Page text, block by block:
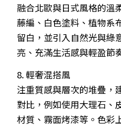
融合北歐與日式風格的溫
藤編、白色塗料、植物系
留白，並引入自然光與綠
亮、充滿生活感與輕盈節
8. 輕奢混搭風
注重質感與層次的堆疊，
對比，例如使用大理石、
材質、霧面烤漆等。色彩